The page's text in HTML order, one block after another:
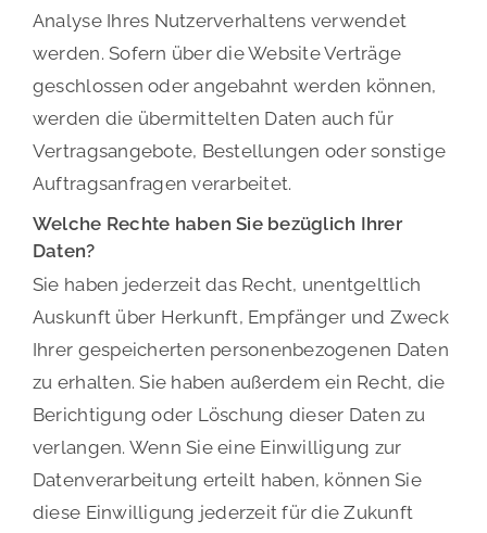
Analyse Ihres Nutzerverhaltens verwendet
werden. Sofern über die Website Verträge
geschlossen oder angebahnt werden können,
werden die übermittelten Daten auch für
Vertragsangebote, Bestellungen oder sonstige
Auftragsanfragen verarbeitet.
Welche Rechte haben Sie bezüglich Ihrer
Daten?
Sie haben jederzeit das Recht, unentgeltlich
Auskunft über Herkunft, Empfänger und Zweck
Ihrer gespeicherten personenbezogenen Daten
zu erhalten. Sie haben außerdem ein Recht, die
Berichtigung oder Löschung dieser Daten zu
verlangen. Wenn Sie eine Einwilligung zur
Datenverarbeitung erteilt haben, können Sie
diese Einwilligung jederzeit für die Zukunft